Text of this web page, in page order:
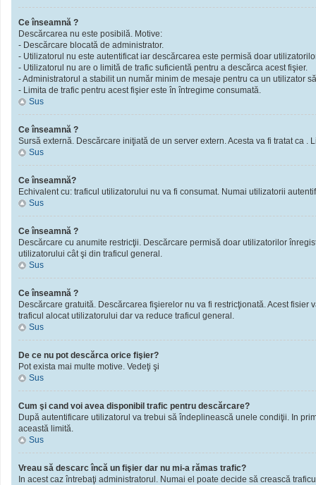
Ce înseamnă ?
Descărcarea nu este posibilă. Motive:
- Descărcare blocată de administrator.
- Utilizatorul nu este autentificat iar descărcarea este permisă doar
- Utilizatorul nu are o limită de trafic suficientă pentru a descărca acest fişier.
- Administratorul a stabilit un număr minim de mesaje pentru ca un utilizator
- Limita de trafic pentru acest fişier este în întregime consumată.
Sus
Ce înseamnă ?
Sursă externă. Descărcare iniţiată de un server extern. Acesta va fi tratat ca
Sus
Ce înseamnă?
Echivalent cu: traficul utilizatorului nu va fi consumat. Numai utilizatorii
Sus
Ce înseamnă ?
Descărcare cu anumite restricţii. Descărcare permisă doar utilizatorilor
utilizatorului cât şi din traficul general.
Sus
Ce înseamnă ?
Descărcare gratuită. Descărcarea fişierelor nu va fi restricţionată. Acest
traficul alocat utilizatorului dar va reduce traficul general.
Sus
De ce nu pot descărca orice fişier?
Pot exista mai multe motive. Vedeţi şi
Sus
Cum şi cand voi avea disponibil trafic pentru descărcare?
După autentificare utilizatorul va trebui să îndeplinească unele condiţii. In
această limită.
Sus
Vreau să descarc încă un fişier dar nu mi-a rămas trafic?
In acest caz întrebaţi administratorul. Numai el poate decide să crească